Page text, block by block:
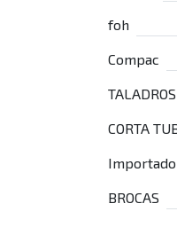
foh
Compac
CORTA
Importado
BROCAS